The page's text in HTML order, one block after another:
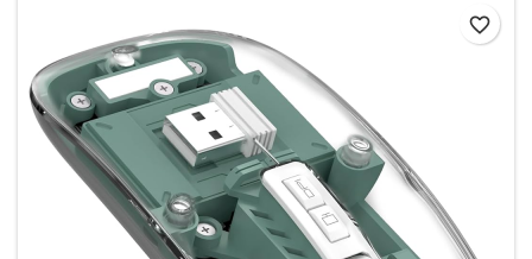
favorite_border